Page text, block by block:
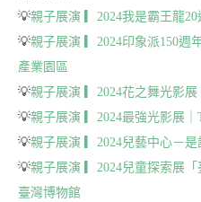
💡親子展演 ▎2024我是霸王龍
💡親子展演 ▎2024印象派150週
產業園區
💡親子展演 ▎2024花之舞光影展
💡親子展演 ▎2024最強光影展｜
💡親子展演 ▎2024兒藝中心－
💡親子展演 ▎2024兒童探索展
臺灣博物館